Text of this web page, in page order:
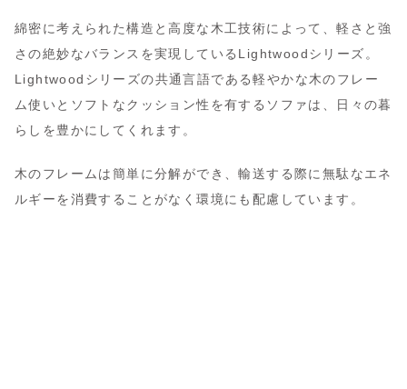
綿密に考えられた構造と高度な木工技術によって、軽さと強
さの絶妙なバランスを実現しているLightwoodシリーズ。
Lightwoodシリーズの共通言語である軽やかな木のフレー
ム使いとソフトなクッション性を有するソファは、日々の暮
らしを豊かにしてくれます。
木のフレームは簡単に分解ができ、輸送する際に無駄なエネ
ルギーを消費することがなく環境にも配慮しています。